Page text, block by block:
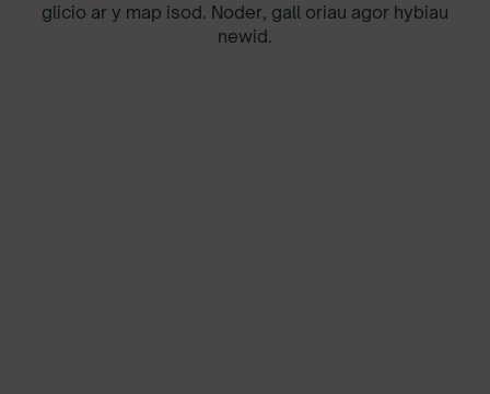
glicio ar y map isod. Noder, gall oriau agor hybiau
newid.